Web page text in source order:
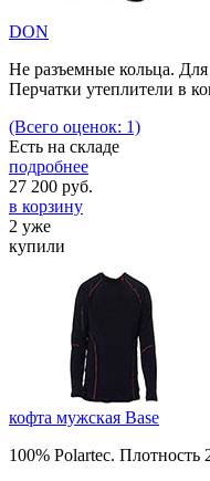
DON
Не разъемные кольца.
Перчатки утеплители в
(Всего оценок: 1)
Есть на складе
подробнее
27 200 руб.
в корзину
2 уже
купили
кофта мужская Base
100% Polartec. Плотность